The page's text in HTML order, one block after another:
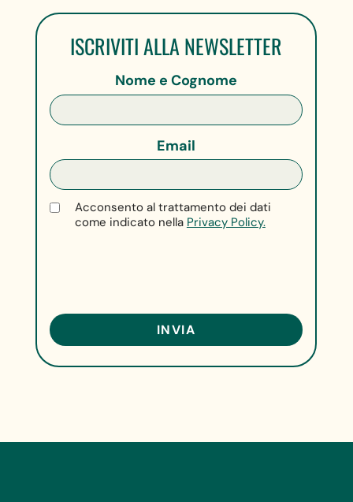
ISCRIVITI ALLA NEWSLETTER
Nome e Cognome
Email
Acconsento al trattamento dei dati
come indicato nella Privacy Policy.